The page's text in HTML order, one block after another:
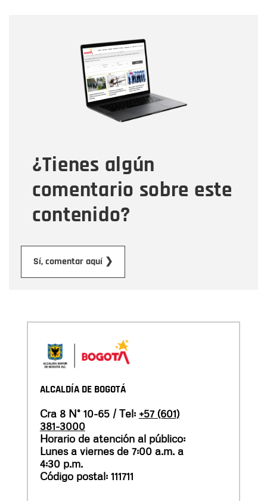
¿Tienes algún
comentario sobre este
contenido?
Sí, comentar aquí ❯
Correo electrónico
Tipo de comentario
Mensaje
ALCALDÍA DE BOGOTÁ
Cra 8 N° 10-65 / Tel: +57 (601)
381-3000
Horario de atención al público:
Lunes a viernes de 7:00 a.m. a
4:30 p.m.
Código postal: 111711